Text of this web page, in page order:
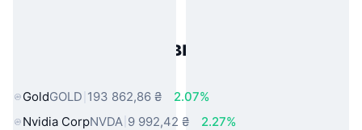
Популярні активи реального
GoldGOLD 193 862,86 ₴
2.07%
Nvidia CorpNVDA 9 992,42 ₴
2.27%